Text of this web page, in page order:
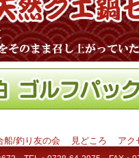
船/釣り友の会 見どころ アク